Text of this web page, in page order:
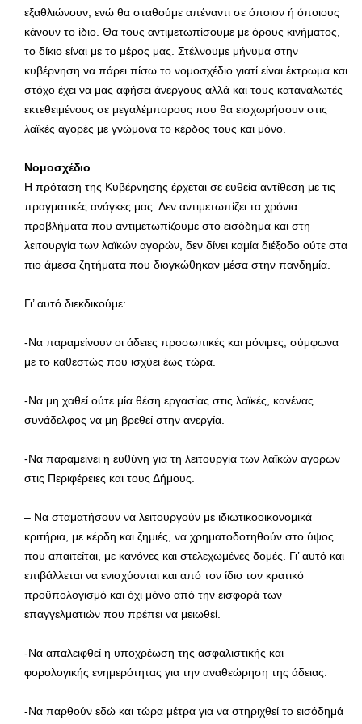
εξαθλιώνουν, ενώ θα σταθούμε απέναντι σε όποιον ή όποιους
κάνουν το ίδιο. Θα τους αντιμετωπίσουμε με όρους κινήματος,
το δίκιο είναι με το μέρος μας. Στέλνουμε μήνυμα στην
κυβέρνηση να πάρει πίσω το νομοσχέδιο γιατί είναι έκτρωμα και
στόχο έχει να μας αφήσει άνεργους αλλά και τους καταναλωτές
εκτεθειμένους σε μεγαλέμπορους που θα εισχωρήσουν στις
λαϊκές αγορές με γνώμονα το κέρδος τους και μόνο.
Νομοσχέδιο
Η πρόταση της Κυβέρνησης έρχεται σε ευθεία αντίθεση με τις
πραγματικές ανάγκες μας. Δεν αντιμετωπίζει τα χρόνια
προβλήματα που αντιμετωπίζουμε στο εισόδημα και στη
λειτουργία των λαϊκών αγορών, δεν δίνει καμία διέξοδο ούτε στα
πιο άμεσα ζητήματα που διογκώθηκαν μέσα στην πανδημία.
Γι’ αυτό διεκδικούμε:
-Να παραμείνουν οι άδειες προσωπικές και μόνιμες, σύμφωνα
με το καθεστώς που ισχύει έως τώρα.
-Να μη χαθεί ούτε μία θέση εργασίας στις λαϊκές, κανένας
συνάδελφος να μη βρεθεί στην ανεργία.
-Να παραμείνει η ευθύνη για τη λειτουργία των λαϊκών αγορών
στις Περιφέρειες και τους Δήμους.
– Να σταματήσουν να λειτουργούν με ιδιωτικοοικονομικά
κριτήρια, με κέρδη και ζημιές, να χρηματοδοτηθούν στο ύψος
που απαιτείται, με κανόνες και στελεχωμένες δομές. Γι’ αυτό και
επιβάλλεται να ενισχύονται και από τον ίδιο τον κρατικό
προϋπολογισμό και όχι μόνο από την εισφορά των
επαγγελματιών που πρέπει να μειωθεί.
-Να απαλειφθεί η υποχρέωση της ασφαλιστικής και
φορολογικής ενημερότητας για την αναθεώρηση της άδειας.
-Να παρθούν εδώ και τώρα μέτρα για να στηριχθεί το εισόδημά